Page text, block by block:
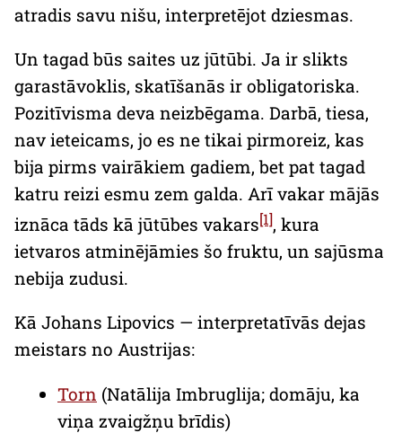
atradis savu nišu, interpretējot dziesmas.
Un tagad būs saites uz jūtūbi. Ja ir slikts
garastāvoklis, skatīšanās ir obligatoriska.
Pozitīvisma deva neizbēgama. Darbā, tiesa,
nav ieteicams, jo es ne tikai pirmoreiz, kas
bija pirms vairākiem gadiem, bet pat tagad
katru reizi esmu zem galda. Arī vakar mājās
iznāca tāds kā jūtūbes vakars[1], kura
ietvaros atminējāmies šo fruktu, un sajūsma
nebija zudusi.
Kā Johans Lipovics — interpretatīvās dejas
meistars no Austrijas:
Torn (Natālija Imbruglija; domāju, ka
viņa zvaigžņu brīdis)